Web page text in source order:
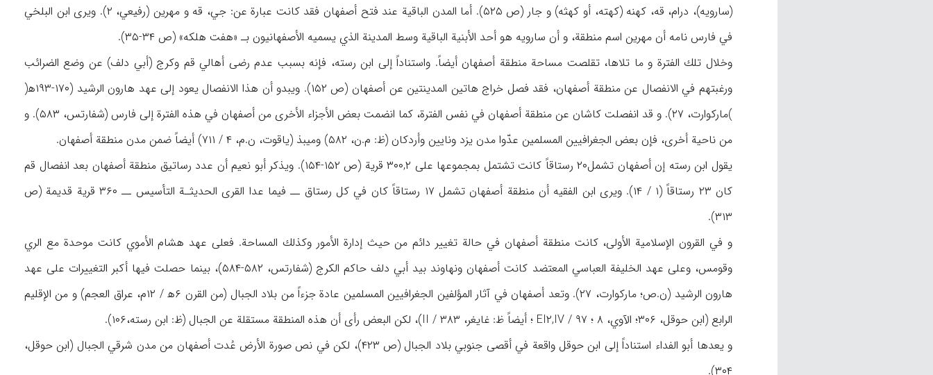
(سارويه)، درام، قه، كهنه (كهته، أو كهثه) و جار (ص ۵۲۵). أما المدن الباقية عند فتح أصفهان فقد كانت عبارة عن: جي، قه و مهرين (رفيعي، ۲). ويرى ابن البلخي
في فارس نامه أن مهرين اسم منطقة، و أن سارويه هو أحد الأبنية الباقية وسط المدينة الذي يسميه الأصفهانيون بـ «هفت هلكه» (ص ۳۴-۳۵).
وخلال تلك الفترة و ما تلاها، تقلصت مساحة منطقة أصفهان أيضاً. واستناداً إلى ابن رسته، فإنه بسبب عدم رضى أهالي قم وكرج (أبي دلف) عن وضع الضرائب
ورغبتهم في الانفصال عن منطقة أصفهان، فقد فصل خراج هاتين المدينتين عن أصفهان (ص ۱۵۲). ويبدو أن هذا الانفصال يعود إلى عهد هارون الرشيد (۱۷۰-۱۹۳ه‍(
)ماركوارت، ۲۷). و قد انفصلت كاشان عن منطقة أصفهان في نفس الفترة، كما انضمت بعض الأجزاء الأخرى من أصفهان في هذه الفترة إلى فارس (شفارتس، ۵۸۳). و
من ناحية أخرى، فإن بعض الجغرافيين المسلمين عدّوا مدن يزد ونايين وأردكان (ظ: م.ن، ۵۸۲) وميبذ (ياقوت، ن.م، ۴ / ۷۱۱) أيضاً ضمن مدن منطقة أصفهان.
يقول ابن رسته إن أصفهان تشمل۲۰ رستاقاً كانت تشتمل بمجموعها على ۳۰۰,۲ قرية (ص ۱۵۲-۱۵۴). ويذكر أبو نعيم أن عدد رساتيق منطقة أصفهان بعد انفصال قم
كان ۲۳ رستاقاً (۱ / ۱۴). ويرى ابن الفقيه أن منطقة أصفهان تشمل ۱۷ رستاقاً كان في كل رستاق ــ فيما عدا القرى الحديثـة التأسيس ــ ۳۶۰ قرية قديمة (ص
۳۱۳).
و في القرون الإسلامية الأولى، كانت منطقة أصفهان في حالة تغيير دائم من حيث إدارة الأمور وكذلك المساحة. فعلى عهد هشام الأموي كانت موحدة مع الري
وقومس، وعلى عهد الخليفة العباسي المعتضد كانت أصفهان ونهاوند بيد أبي دلف حاكم الكرج (شفارتس، ۵۸۲-۵۸۴)، بينما حصلت فيها أكبر التغييرات على عهد
هارون الرشيد (ن.ص؛ ماركوارت، ۲۷). وتعد أصفهان في آثار المؤلفين الجغرافيين المسلمين عادة جزءاً من بلاد الجبال (من القرن ۶ه‍ / ۱۲م، عراق العجم) و من الإقليم
الرابع (ابن حوقل، ۳۰۶؛ الآوي، ۸ ؛ EI۲,IV / ۹۷ ؛ أيضاً ظ: غايغر، II / ۳۸۳)، لكن البعض رأى أن هذه المنطقة مستقلة عن الجبال (ظ: ابن رسته،۱۰۶).
و يعدها أبو الفداء استناداً إلى ابن حوقل واقعة في أقصى جنوبي بلاد الجبال (ص ۴۲۳)، لكن في نص صورة الأرض عُدت أصفهان من مدن شرقي الجبال (ابن حوقل،
۳۰۴).